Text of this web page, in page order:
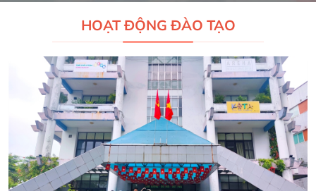
HOẠT ĐỘNG ĐÀO TẠO